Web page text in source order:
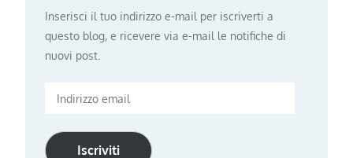
Inserisci il tuo indirizzo e-mail per iscriverti a
questo blog, e ricevere via e-mail le notifiche di
nuovi post.
Indirizzo
Iscriviti